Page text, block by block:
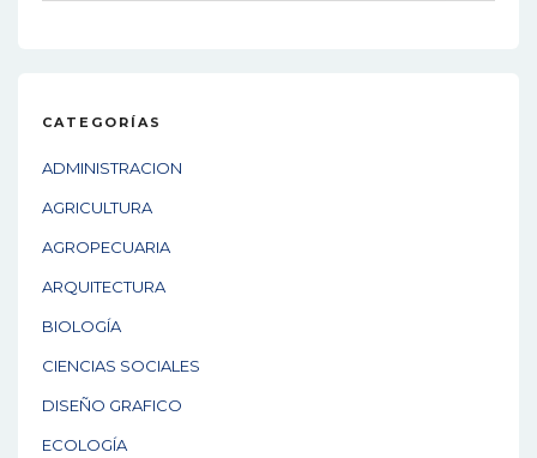
CATEGORÍAS
ADMINISTRACION
AGRICULTURA
AGROPECUARIA
ARQUITECTURA
BIOLOGÍA
CIENCIAS SOCIALES
DISEÑO GRAFICO
ECOLOGÍA